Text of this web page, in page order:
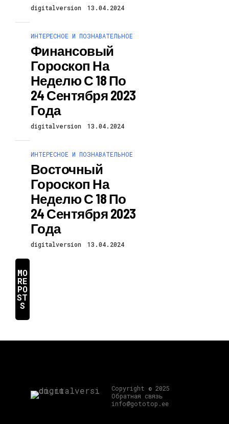
digitalversion 13.04.2024
ИНТЕРЕСНОЕ И ПОЗНАВАТЕЛЬНОЕ
Финансовый
Гороскоп На
Неделю С 18 По
24 Сентября 2023
Года
digitalversion 13.04.2024
ИНТЕРЕСНОЕ И ПОЗНАВАТЕЛЬНОЕ
Восточный
Гороскоп На
Неделю С 18 По
24 Сентября 2023
Года
digitalversion 13.04.2024
MO
RE
PO
ST
S
Copyright © 2025
Обратная связь
info@gototop.ee